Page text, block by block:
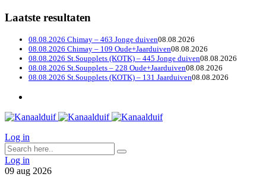
Laatste resultaten
08.08.2026 Chimay – 463 Jonge duiven08.08.2026
08.08.2026 Chimay – 109 Oude+Jaarduiven08.08.2026
08.08.2026 St.Soupplets (KOTK) – 445 Jonge duiven08.08.2026
08.08.2026 St.Soupplets – 228 Oude+Jaarduiven08.08.2026
08.08.2026 St.Soupplets (KOTK) – 131 Jaarduiven08.08.2026
Log in
Log in
09 aug 2026